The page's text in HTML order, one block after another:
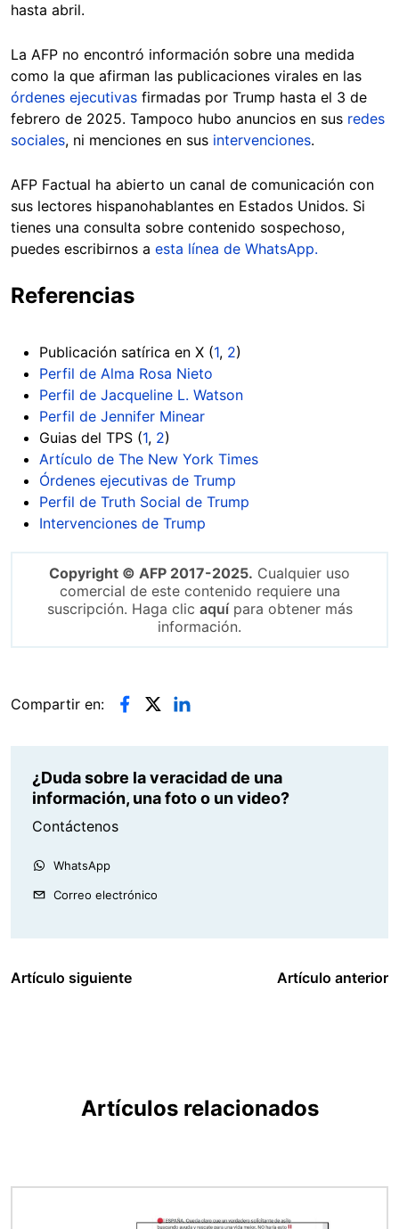
hasta abril.
La AFP no encontró información sobre una medida
como la que afirman las publicaciones virales en las
órdenes ejecutivas firmadas por Trump hasta el 3 de
febrero de 2025. Tampoco hubo anuncios en sus redes
sociales, ni menciones en sus intervenciones.
AFP Factual ha abierto un canal de comunicación con
sus lectores hispanohablantes en Estados Unidos. Si
tienes una consulta sobre contenido sospechoso,
puedes escribirnos a esta línea de WhatsApp.
Referencias
Publicación satírica en X (1, 2)
Perfil de Alma Rosa Nieto
Perfil de Jacqueline L. Watson
Perfil de Jennifer Minear
Guias del TPS (1, 2)
Artículo de The New York Times
Órdenes ejecutivas de Trump
Perfil de Truth Social de Trump
Intervenciones de Trump
Copyright © AFP 2017-2025. Cualquier uso
comercial de este contenido requiere una
suscripción. Haga clic aquípara obtener más
información.
Compartir en:
¿Duda sobre la veracidad de una
información, una foto o un video?
Contáctenos
WhatsApp
Correo electrónico
Artículo siguiente Artículo anterior
Artículos relacionados